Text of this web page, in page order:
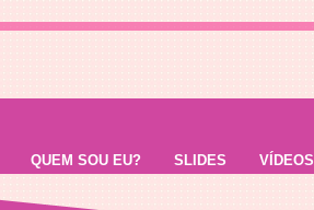
QUEM SOU EU? SLIDES VÍDEOS